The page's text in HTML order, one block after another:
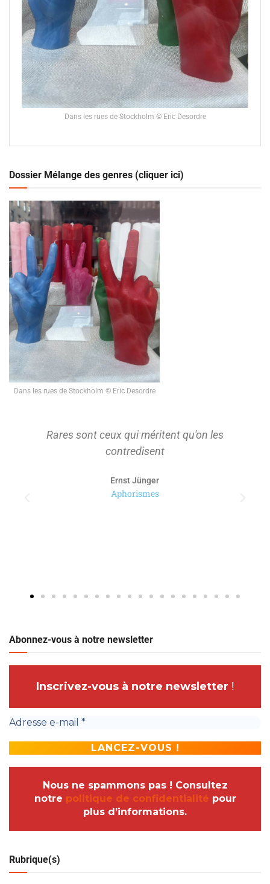
Dans les rues de Stockholm © Eric Desordre
Dossier Mélange des genres (cliquer ici)
Dans les rues de Stockholm © Eric Desordre
Rares sont ceux qui méritent qu'on les
contredisent
Ernst Jünger
Aphorismes
Abonnez-vous à notre newsletter
Inscrivez-vous à notre newsletter !
Nous ne spammons pas ! Consultez
notre politique de confidentialité pour
plus d’informations.
Rubrique(s)